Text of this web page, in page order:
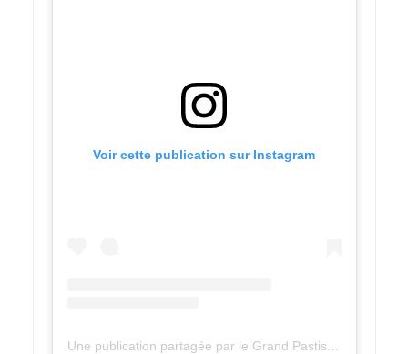
Voir cette publication sur Instagram
Une publication partagée par le Grand Pastis 2023 (@legrandpastis)